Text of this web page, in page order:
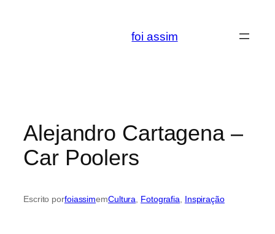
foi assim
Alejandro Cartagena –
Car Poolers
Escrito porfoiassimemCultura Fotografia Inspiração